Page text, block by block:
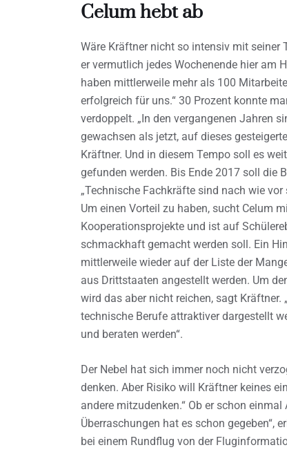
Celum hebt ab
Wäre Kräftner nicht so intensiv mit
er vermutlich jedes Wochenende hier am
haben mittlerweile mehr als 100
erfolgreich für uns.“ 30 Prozent konnte
verdoppelt. „In den vergangenen Jahren
gewachsen als jetzt, auf dieses
Kräftner. Und in diesem Tempo soll es
gefunden werden. Bis Ende 2017 soll die
„Technische Fachkräfte sind nach wie
Um einen Vorteil zu haben, sucht Celum
Kooperationsprojekte und ist auf
schmackhaft gemacht werden soll. Ein
mittlerweile wieder auf der Liste der
aus Drittstaaten angestellt werden. Um
wird das aber nicht reichen, sagt
technische Berufe attraktiver dargestellt
und beraten werden“.
Der Nebel hat sich immer noch nicht
denken. Aber Risiko will Kräftner keines
andere mitzudenken.“ Ob er schon
Überraschungen hat es schon gegeben“,
bei einem Rundflug von der